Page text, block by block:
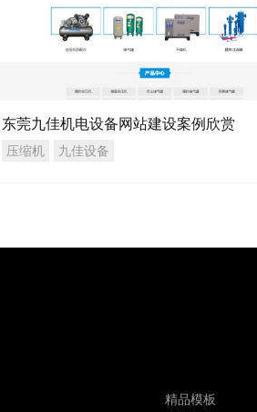
东莞九佳机电设备网站建设案例欣赏
压缩机 九佳设备
精品模板